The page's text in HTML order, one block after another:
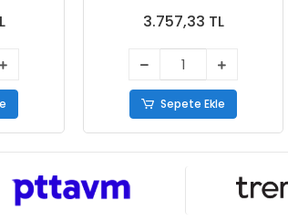
3.757,33 TL
Sepete Ekle